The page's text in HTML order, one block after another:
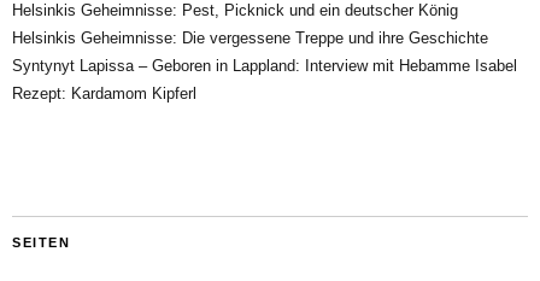
Helsinkis Geheimnisse: Pest, Picknick und ein deutscher König
Helsinkis Geheimnisse: Die vergessene Treppe und ihre Geschichte
Syntynyt Lapissa – Geboren in Lappland: Interview mit Hebamme Isabel
Rezept: Kardamom Kipferl
SEITEN